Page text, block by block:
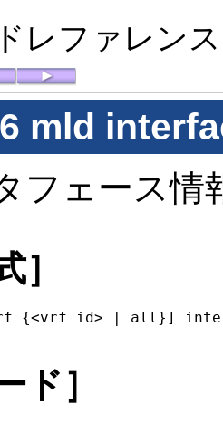
レファレン
mld
フェース情
］
{<vrf id> | all}]
ド］